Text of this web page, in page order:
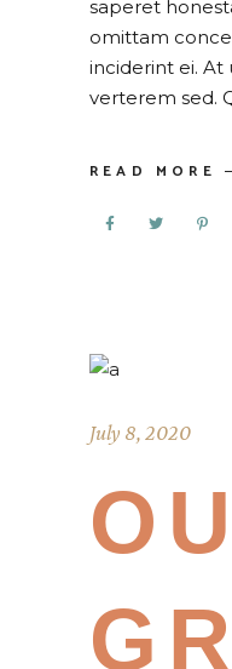
saperet
omittam
inciderint ei.
verterem sed.
READ MORE
July 8, 2020